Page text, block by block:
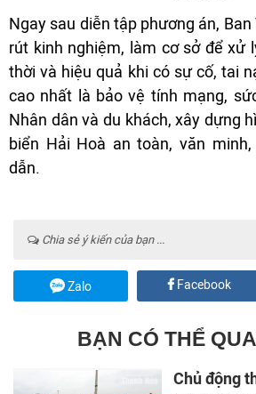
Ngay sau diễn tập phương án,
rút kinh nghiệm, làm cơ sở để xử
thời và hiệu quả khi có sự cố, tai
cao nhất là bảo vệ tính mạng,
Nhân dân và du khách, xây dựng
biển Hải Hoà an toàn, văn
dẫn.
Chia sẻ ý kiến của bạn ...
Zalo Facebook
BẠN CÓ THỂ
Chủ động